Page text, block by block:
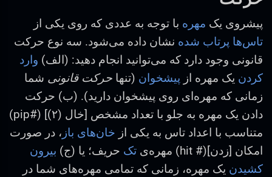
پیشروی یک مهره با توجه به عددی که روی یکی از
تاس‌ها پرتاب شده نشان داده می‌شود. سه نوع حرکت
قانونی وجود دارد که می‌توانید انجام دهید: (الف) وارد
کردن یک مهره از پیشخوان (تنها حرکت قانونی شما
زمانی که مهره‌ای روی پیشخوان دارید). (ب) حرکت
دادن یک مهره به جلو با تعداد مشخص [خال (۲)] (#pip)
متناسب با اعداد تاس به یکی از خان‌های باز ، در صورت
امکان [زدن](# hit) مهره‌ی
تک حریف؛ یا (ج) بیرون
کشیدن یک مهره، زمانی که تمامی مهره‌های شما در